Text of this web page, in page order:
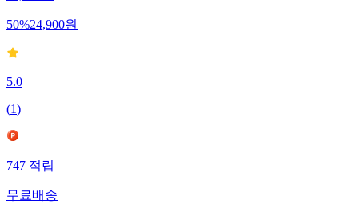
50%24,900원
5.0
(1)
747적립
무료배송